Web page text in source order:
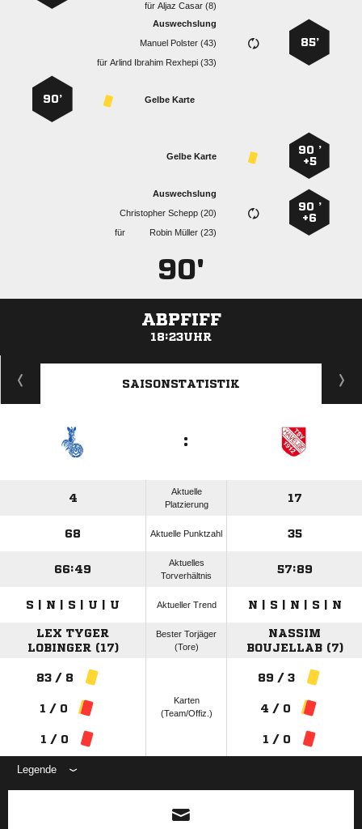
für  
85’
Auswechslung
  
für   
Gelbe Karte
90’
90 ’
+5
Gelbe Karte
90 ’
+6
Auswechslung
  
für
  
90'
ABPFIFF
18:23UHR
ANZEIGE
SAISONSTATISTIK
:
4
Aktuelle
Platzierung
17
68 Aktuelle Punktzahl 35
66:49
Aktuelles
Torverhältnis
57:89
S | N | S | U | U Aktueller Trend N | S | N | S | N
LEX TYGER
LOBINGER (17)
Bester Torjäger
(Tore)
NASSIM
BOUJELLAB (7)
83 / 8
1 / 0
1 / 0
Karten
(Team/Offiz.)
89 / 3
4 / 0
1 / 0
Legende
ANZEIGE